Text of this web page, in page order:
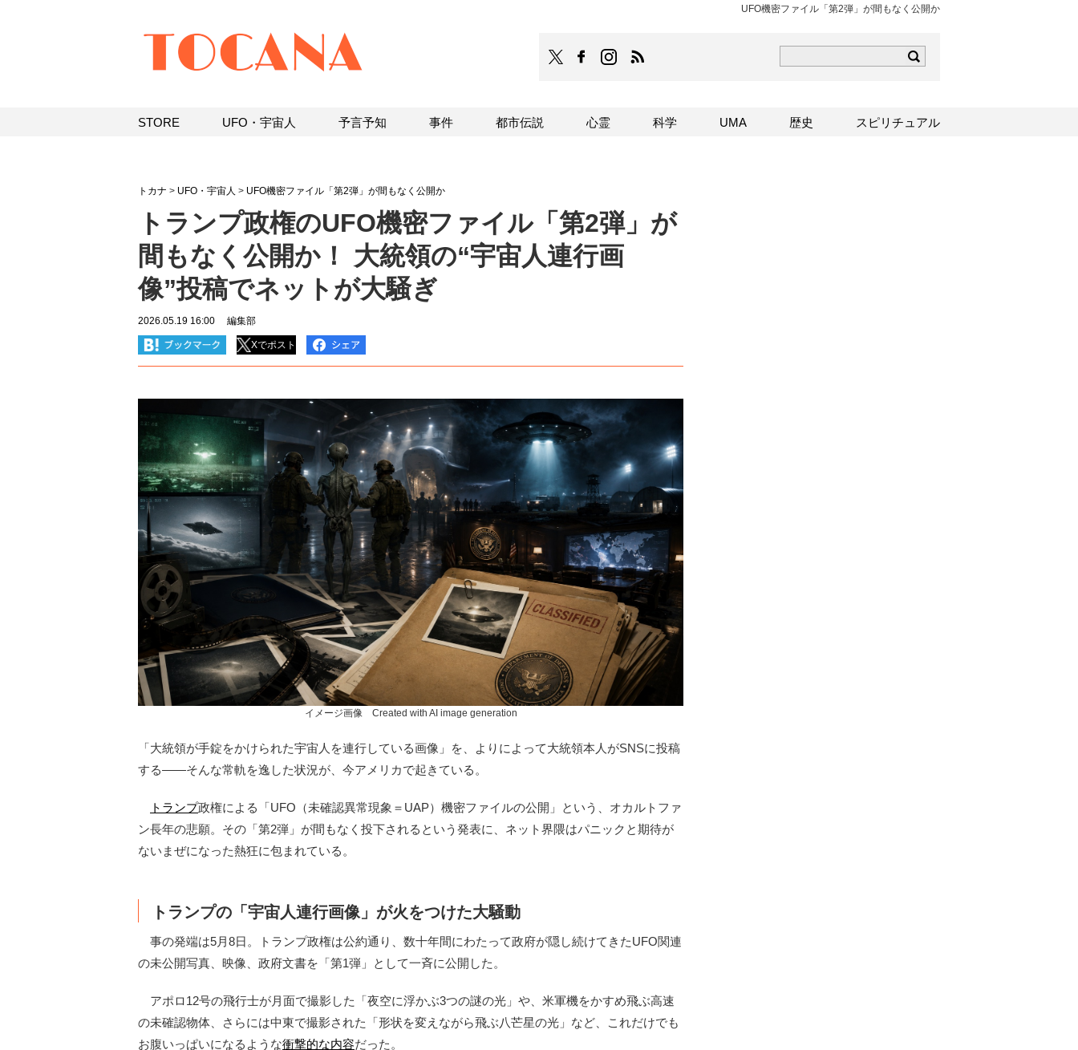
UFO機密ファイル「第2弾」が間もなく公開か
TOCANAのFacebookはこちら
TOCANAのinstagramはこちら
トカナ > UFO・宇宙人 > UFO機密ファイル「第2弾」が間もなく公開か
トランプ政権のUFO機密ファイル「第2弾」が
間もなく公開か！ 大統領の“宇宙人連行画
像”投稿でネットが大騒ぎ
2026.05.19 16:00 編集部
Xでポスト
イメージ画像 Created with AI image generation
「大統領が手錠をかけられた宇宙人を連行している画像」を、よりによって大統領本人がSNSに投稿
する——そんな常軌を逸した状況が、今アメリカで起きている。
トランプ政権による「UFO（未確認異常現象＝UAP）機密ファイルの公開」という、オカルトファ
ン長年の悲願。その「第2弾」が間もなく投下されるという発表に、ネット界隈はパニックと期待が
ないまぜになった熱狂に包まれている。
トランプの「宇宙人連行画像」が火をつけた大騒動
事の発端は5月8日。トランプ政権は公約通り、数十年間にわたって政府が隠し続けてきたUFO関連
の未公開写真、映像、政府文書を「第1弾」として一斉に公開した。
アポロ12号の飛行士が月面で撮影した「夜空に浮かぶ3つの謎の光」や、米軍機をかすめ飛ぶ高速
の未確認物体、さらには中東で撮影された「形状を変えながら飛ぶ八芒星の光」など、これだけでも
お腹いっぱいになるような衝撃的な内容だった。
STORE UFO・宇宙人 予言予知 事件 都市伝説 心霊 科学 UMA 歴史 スピリチュアル